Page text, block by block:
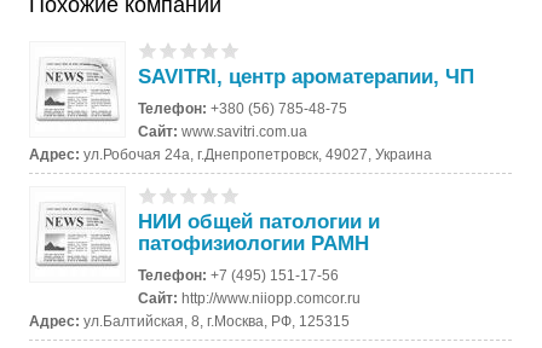
SAVITRI, центр ароматерапии, ЧП
Телефон:+380 (56) 785-48-75
Сайт:www.savitri.com.ua
Адрес:ул.Робочая 24а, г.Днепропетровск, 49027, Украина
НИИ общей патологии и
патофизиологии РАМН
Телефон:+7 (495) 151-17-56
Сайт:http://www.niiopp.comcor.ru
Адрес:ул.Балтийская, 8, г.Москва, РФ, 125315